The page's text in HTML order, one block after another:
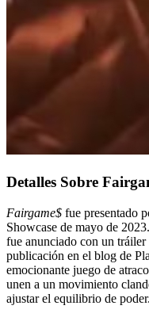
Detalles Sobre
Fairgame$ fue presentado
Showcase de mayo de
fue anunciado con un
publicación en el blog de
emocionante juego de
unen a un movimiento
ajustar el equilibrio de poder.